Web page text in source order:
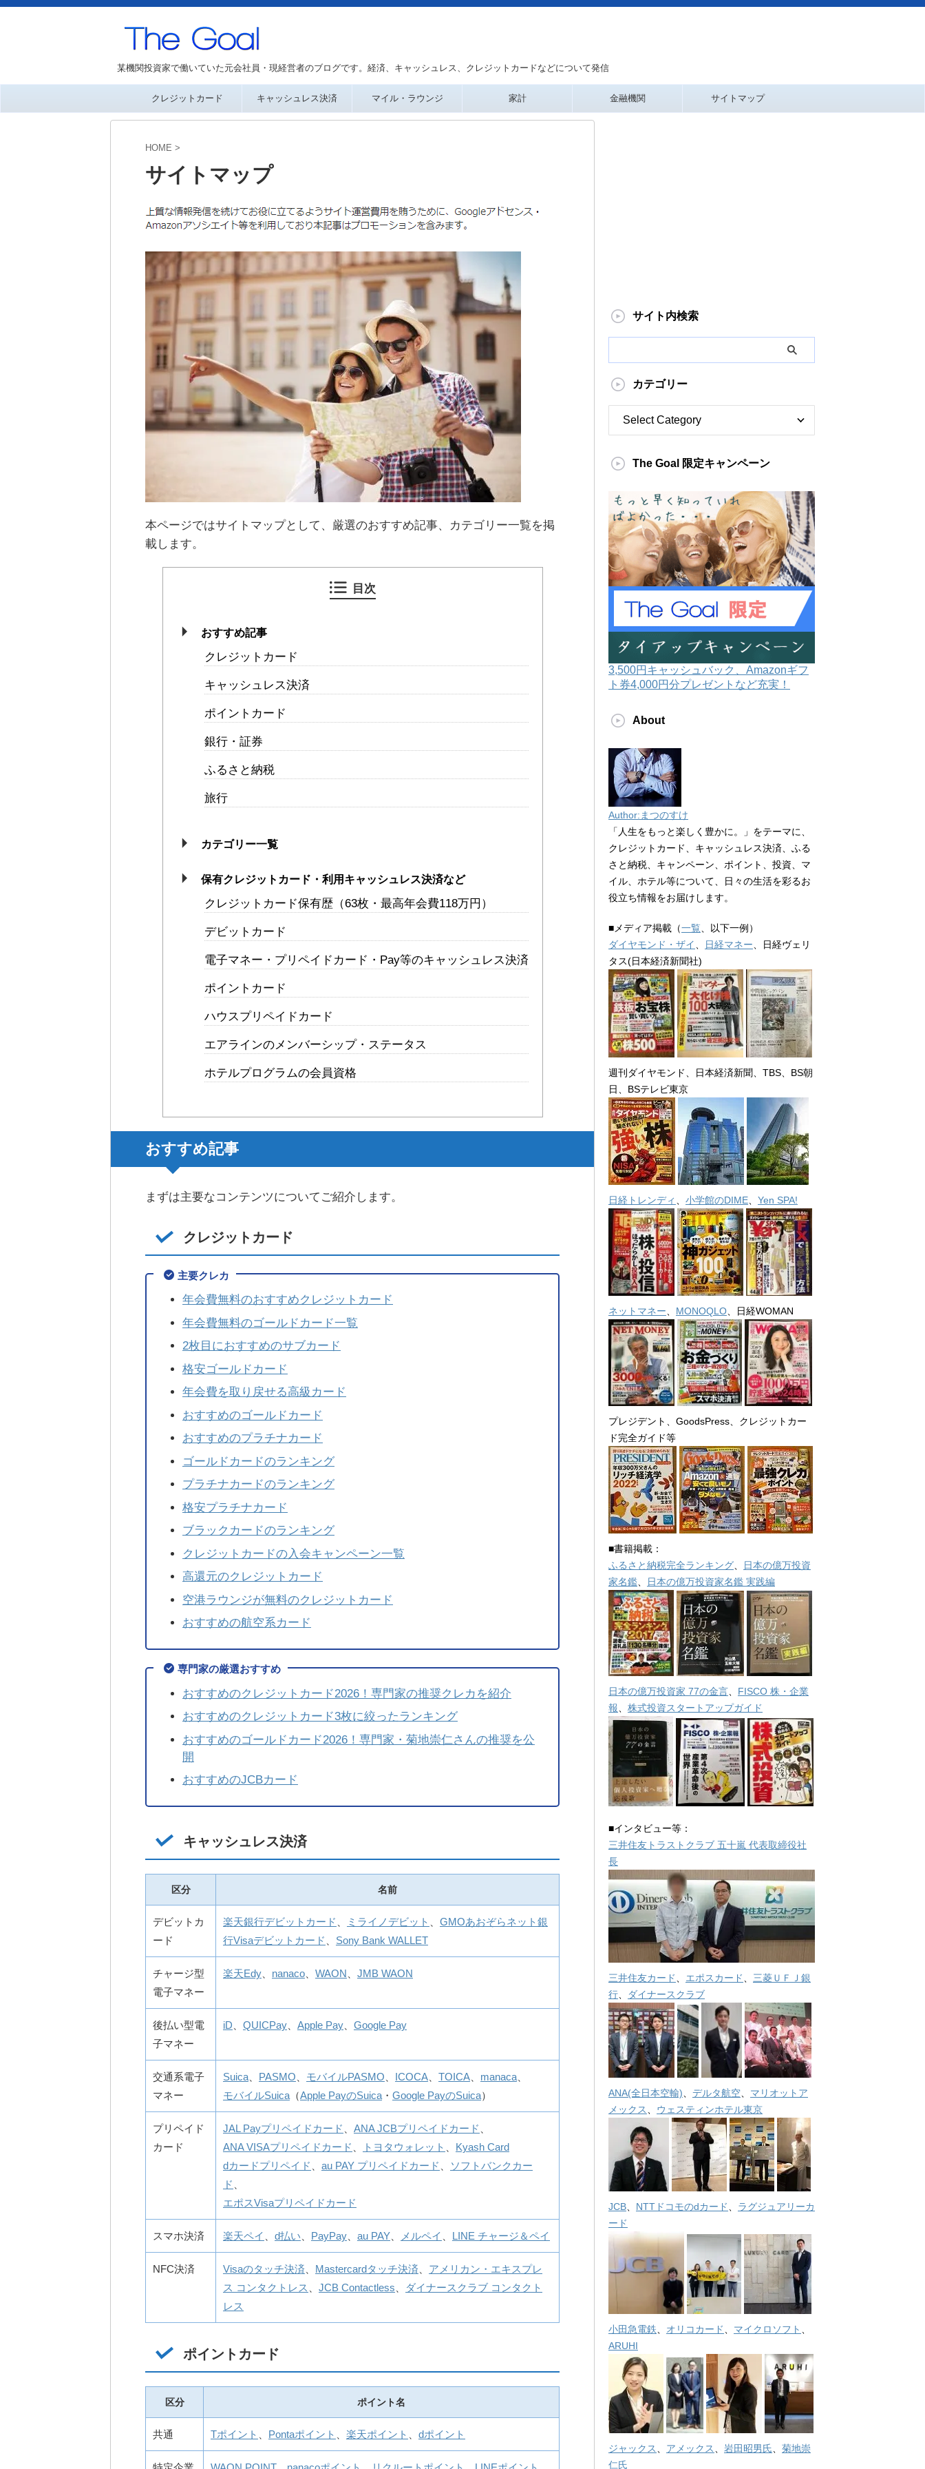
某機関投資家で働いていた元会社員・現経営者のブログです。経済、キャッシュレス、クレジットカードなどについて発信
クレジットカード キャッシュレス決済 マイル・ラウンジ 家計 金融機関 サイトマップ
HOME >
サイトマップ
本ページではサイトマップとして、厳選のおすすめ記事、カテゴリー一覧を掲
載します。
目次
おすすめ記事
クレジットカード
キャッシュレス決済
ポイントカード
銀行・証券
ふるさと納税
旅行
カテゴリー一覧
保有クレジットカード・利用キャッシュレス決済など
クレジットカード保有歴（63枚・最高年会費118万円）
デビットカード
電子マネー・プリペイドカード・Pay等のキャッシュレス決済
ポイントカード
ハウスプリペイドカード
エアラインのメンバーシップ・ステータス
ホテルプログラムの会員資格
おすすめ記事
まずは主要なコンテンツについてご紹介します。
クレジットカード
主要クレカ
年会費無料のおすすめクレジットカード
年会費無料のゴールドカード一覧
2枚目におすすめのサブカード
格安ゴールドカード
年会費を取り戻せる高級カード
おすすめのゴールドカード
おすすめのプラチナカード
ゴールドカードのランキング
プラチナカードのランキング
格安プラチナカード
ブラックカードのランキング
クレジットカードの入会キャンペーン一覧
高還元のクレジットカード
空港ラウンジが無料のクレジットカード
おすすめの航空系カード
専門家の厳選おすすめ
おすすめのクレジットカード2026！専門家の推奨クレカを紹介
おすすめのクレジットカード3枚に絞ったランキング
おすすめのゴールドカード2026！専門家・菊地崇仁さんの推奨を公
開
おすすめのJCBカード
キャッシュレス決済
区分 名前
デビットカ
ード
楽天銀行デビットカード ミライノデビット
GMOあおぞらネット銀
行Visaデビットカード
Sony Bank WALLET
チャージ型
電子マネー
楽天Edy nanaco WAON JMB WAON
後払い型電
子マネー
iD QUICPay Apple Pay Google Pay
交通系電子
マネー
Suica PASMO モバイルPASMO ICOCA TOICA manaca
モバイルSuica （Apple PayのSuica ・ Google PayのSuica）
プリペイド
カード
JAL Payプリペイドカード ANA JCBプリペイドカード
ANA VISAプリペイドカード
トヨタウォレット
Kyash Card
dカードプリペイド
au PAY プリペイドカード
ソフトバンクカー
ド
エポスVisaプリペイドカード
スマホ決済 楽天ペイ d払い PayPay au PAY メルペイ LINE チャージ＆ペイ
NFC決済 Visaのタッチ決済 Mastercardタッチ決済
アメリカン・エキスプレ
ス コンタクトレス
JCB Contactless
ダイナースクラブ コンタクト
レス
ポイントカード
区分 ポイント名
共通 Tポイント Pontaポイント 楽天ポイント dポイント
サイト内検索
カテゴリー
The Goal 限定キャンペーン
3,500円キャッシュバック、Amazonギフ
ト券4,000円分プレゼントなど充実！
About
Author:まつのすけ
「人生をもっと楽しく豊かに。」をテーマに、
クレジットカード、キャッシュレス決済、ふる
さと納税、キャンペーン、ポイント、投資、マ
イル、ホテル等について、日々の生活を彩るお
役立ち情報をお届けします。
■メディア掲載（一覧 、以下一例）
ダイヤモンド・ザイ
日経マネー 、日経ヴェリ
タス(日本経済新聞社)
週刊ダイヤモンド、日本経済新聞、TBS、BS朝
日、BSテレビ東京
日経トレンディ 小学館のDIME Yen SPA!
ネットマネー MONOQLO 、日経WOMAN
プレジデント、GoodsPress、クレジットカー
ド完全ガイド等
■書籍掲載：
ふるさと納税完全ランキング、
日本の億万投資
家名鑑、 日本の億万投資家名鑑 実践編
日本の億万投資家 77の金言、 FISCO 株・企業
報、 株式投資スタートアップガイド
■インタビュー等：
三井住友トラストクラブ 五十嵐 代表取締役社
長
三井住友カード エポスカード
三菱ＵＦＪ銀
行
ダイナースクラブ
ANA(全日本空輸) デルタ航空
マリオットア
メックス
ウェスティンホテル東京
JCB NTTドコモのdカード
ラグジュアリーカ
ード
小田急電鉄 オリコカード マイクロソフト
ARUHI
ジャックス アメックス 岩田昭男氏
菊地崇
仁氏